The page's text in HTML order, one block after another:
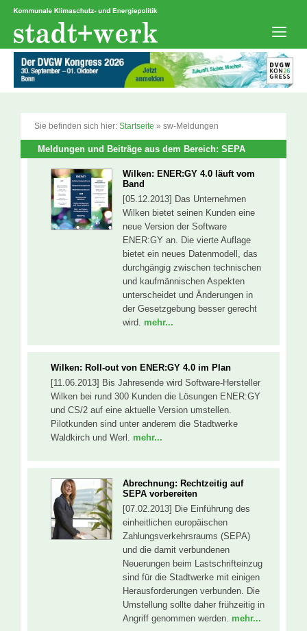
Zum
springen
Sie befinden sich hier: Startseite » sw-Meldungen
Meldungen und Beiträge aus dem Bereich: SEPA
Wilken: ENER:GY 4.0 läuft vom
Band
[05.12.2013] Das Unternehmen
Wilken bietet seinen Kunden eine
neue Version der Software
ENER:GY an. Die vierte Auflage
bietet ein neues Datenmodell, das
durchgängig zwischen technischen
und kaufmännischen Aspekten
unterscheidet und Änderungen in
der Gesetzgebung besser gerecht
wird. mehr...
Wilken: Roll-out von ENER:GY 4.0 im Plan
[11.06.2013] Bis Jahresende wird Software-Hersteller
Wilken bei rund 300 Kunden die Lösungen ENER:GY
und CS/2 auf eine aktuelle Version umstellen.
Pilotkunden sind unter anderem die Stadtwerke
Waldkirch und Werl. mehr...
Abrechnung: Rechtzeitig auf
SEPA vorbereiten
[07.02.2013] Die Einführung des
einheitlichen europäischen
Zahlungsverkehrsraums (SEPA)
und die damit verbundenen
Neuerungen beim Lastschrifteinzug
sind für die Stadtwerke mit einigen
Herausforderungen verbunden. Die
Umstellung sollte daher frühzeitig in
Angriff genommen werden. mehr...